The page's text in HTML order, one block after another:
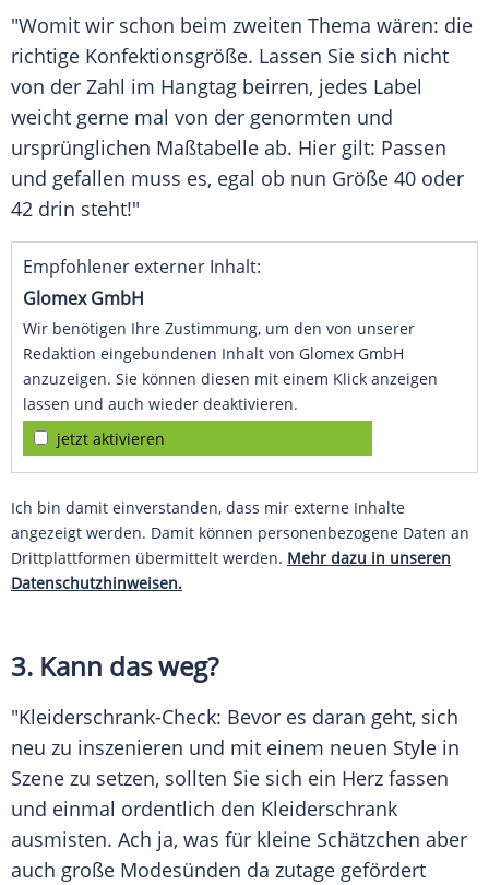
"Womit wir schon beim zweiten Thema wären: die
richtige Konfektionsgröße. Lassen Sie sich nicht
von der Zahl im Hangtag beirren, jedes Label
weicht gerne mal von der genormten und
ursprünglichen Maßtabelle ab. Hier gilt: Passen
und gefallen muss es, egal ob nun Größe 40 oder
42 drin steht!"
Empfohlener externer Inhalt:
Glomex GmbH
Wir benötigen Ihre Zustimmung, um den von unserer
Redaktion eingebundenen Inhalt von Glomex GmbH
anzuzeigen. Sie können diesen mit einem Klick anzeigen
lassen und auch wieder deaktivieren.
jetzt aktivieren
Ich bin damit einverstanden, dass mir externe Inhalte
angezeigt werden. Damit können personenbezogene Daten an
Drittplattformen übermittelt werden. Mehr dazu in unseren
Datenschutzhinweisen.
3. Kann das weg?
"Kleiderschrank-Check: Bevor es daran geht, sich
neu zu inszenieren und mit einem neuen Style in
Szene zu setzen, sollten Sie sich ein Herz fassen
und einmal ordentlich den Kleiderschrank
ausmisten. Ach ja, was für kleine Schätzchen aber
auch große Modesünden da zutage gefördert